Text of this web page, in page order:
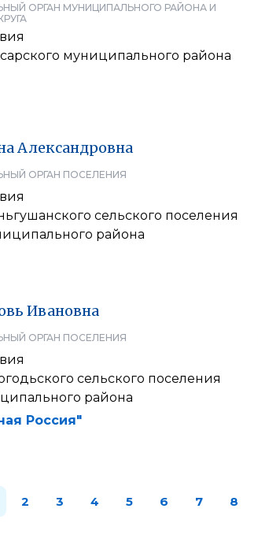
ОРГАН МУНИЦИПАЛЬНОГО РАЙОНА И
муниципального района
Александровна
ОРГАН ПОСЕЛЕНИЯ
сельского поселения
района
Ивановна
ОРГАН ПОСЕЛЕНИЯ
сельского поселения
района
Россия"
2 3 4 5 6 7 8